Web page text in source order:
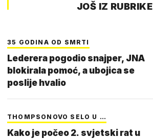
JOŠ IZ RUBRIKE
35 GODINA OD SMRTI
Lederera pogodio snajper, JNA
blokirala pomoć, a ubojica se
poslije hvalio
THOMPSONOVO SELO U …
Kako je počeo 2. svjetski rat u